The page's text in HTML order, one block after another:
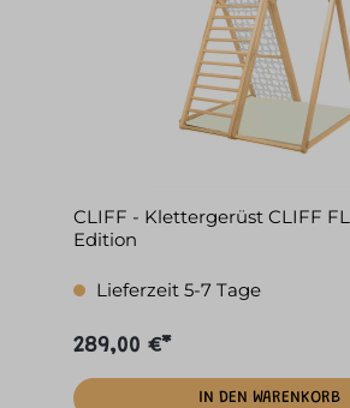
CLIFF - Klettergerüst CLIFF
Edition
Lieferzeit 5-7 Tage
289,00 €*
IN DEN WARENKORB